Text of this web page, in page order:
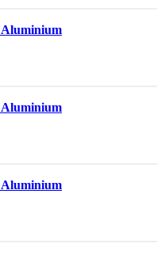
Aluminium
Aluminium
Aluminium